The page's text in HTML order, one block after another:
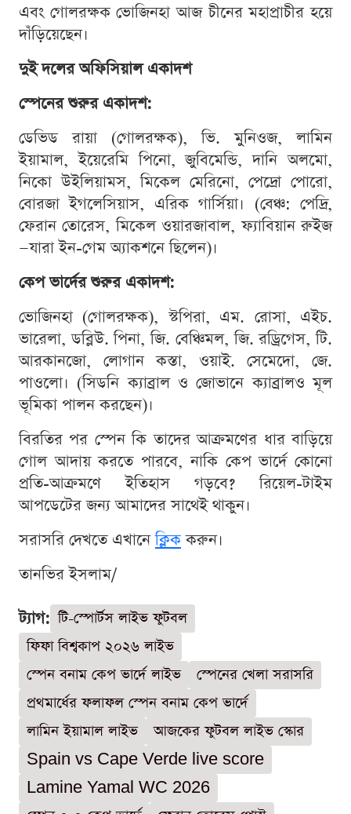
এবং গোলরক্ষক ভোজিনহা আজ চীনের মহাপ্রাচীর হয়ে
দাঁড়িয়েছেন।
দুই দলের অফিসিয়াল একাদশ
স্পেনের শুরুর একাদশ:
ডেভিড রায়া (গোলরক্ষক), ভি. মুনিওজ, লামিন
ইয়ামাল, ইয়েরেমি পিনো, জুবিমেন্ডি, দানি অলমো,
নিকো উইলিয়ামস, মিকেল মেরিনো, পেদ্রো পোরো,
বোরজা ইগলেসিয়াস, এরিক গার্সিয়া। (বেঞ্চ: পেদ্রি,
ফেরান তোরেস, মিকেল ওয়ারজাবাল, ফ্যাবিয়ান রুইজ
—যারা ইন-গেম অ্যাকশনে ছিলেন)।
কেপ ভার্দের শুরুর একাদশ:
ভোজিনহা (গোলরক্ষক), স্টপিরা, এম. রোসা, এইচ.
ভারেলা, ডব্লিউ. পিনা, জি. বেঞ্চিমল, জি. রড্রিগেস, টি.
আরকানজো, লোগান কস্তা, ওয়াই. সেমেদো, জে.
পাওলো। (সিডনি ক্যাব্রাল ও জোভানে ক্যাব্রালও মূল
ভূমিকা পালন করছেন)।
বিরতির পর স্পেন কি তাদের আক্রমণের ধার বাড়িয়ে
গোল আদায় করতে পারবে, নাকি কেপ ভার্দে কোনো
প্রতি-আক্রমণে ইতিহাস গড়বে? রিয়েল-টাইম
আপডেটের জন্য আমাদের সাথেই থাকুন।
সরাসরি দেখতে এখানেক্লিককরুন।
তানভির ইসলাম/
ট্যাগ: টি-স্পোর্টস লাইভ ফুটবল
ফিফা বিশ্বকাপ ২০২৬ লাইভ
স্পেন বনাম কেপ ভার্দে লাইভ
স্পেনের খেলা সরাসরি
প্রথমার্ধের ফলাফল স্পেন বনাম কেপ ভার্দে
লামিন ইয়ামাল লাইভ
আজকের ফুটবল লাইভ স্কোর
Spain vs Cape Verde live score
Lamine Yamal WC 2026